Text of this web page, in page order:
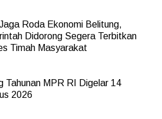
Roda Ekonomi Belitung,
Didorong Segera Terbitkan
Timah Masyarakat
Tahunan MPR RI Digelar 14
2026